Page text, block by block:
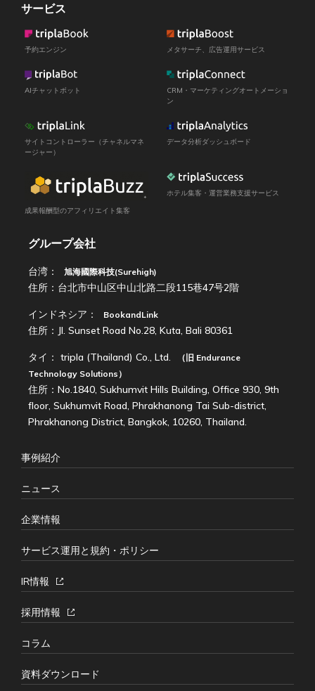
サービス
予約エンジン メタサーチ、広告運用サービス
AIチャットボット
CRM・マーケティングオートメーショ
ン
サイトコントローラー（チャネルマネ
ージャー）
データ分析ダッシュボード
成果報酬型のアフィリエイト集客
ホテル集客・運営業務支援サービス
グループ会社
台湾： 旭海國際科技(Surehigh)
住所：台北市中山区中山北路二段115巷47号2階
インドネシア： BookandLink
住所：Jl. Sunset Road No.28, Kuta, Bali 80361
タイ： tripla (Thailand) Co., Ltd. （旧 Endurance
Technology Solutions ）
住所：No.1840, Sukhumvit Hills Building, Office 930, 9th
floor, Sukhumvit Road, Phrakhanong Tai Sub-district,
Phrakhanong District, Bangkok, 10260, Thailand.
事例紹介
ニュース
企業情報
サービス運用と規約・ポリシー
IR情報
採用情報
コラム
資料ダウンロード